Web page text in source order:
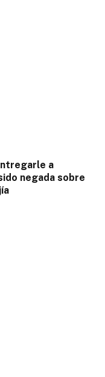
a
negada sobre